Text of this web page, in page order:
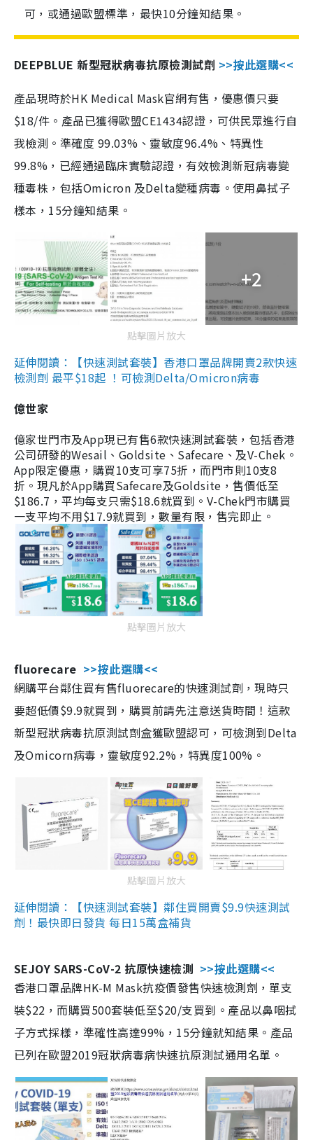
可，或通過歐盟標準，最快10分鐘知結果。
DEEPBLUE 新型冠狀病毒抗原檢測試劑 >>按此選購<<
產品現時於HK Medical Mask官網有售，優惠價只要
$18/件。產品已獲得歐盟CE1434認證，可供民眾進行自
我檢測。準確度 99.03%、靈敏度96.4%、特異性
99.8%，已經通過臨床實驗認證，有效檢測新冠病毒變
種毒株，包括Omicron 及Delta變種病毒。使用鼻拭子
樣本，15分鐘知結果。
+2
點擊圖片放大
延伸閱讀：【快速測試套裝】香港口罩品牌開賣2款快速
檢測劑 最平$18起 ！可檢測Delta/Omicron病毒
億世家
億家世門市及App現已有售6款快速測試套裝，包括香港
公司研發的Wesail、Goldsite、Safecare、及V-Chek。
App限定優惠，購買10支可享75折，而門市則10支8
折。現凡於App購買Safecare及Goldsite，售價低至
$186.7，平均每支只需$18.6就買到。V-Chek門市購買
一支平均不用$17.9就買到，數量有限，售完即止。
點擊圖片放大
fluorecare >>按此選購<<
網購平台鄰住買有售fluorecare的快速測試劑，現時只
要超低價$9.9就買到，購買前請先注意送貨時間！這款
新型冠狀病毒抗原測試劑盒獲歐盟認可，可檢測到Delta
及Omicorn病毒，靈敏度92.2%，特異度100%。
點擊圖片放大
延伸閱讀：【快速測試套裝】鄰住買開賣$9.9快速測試
劑！最快即日發貨 每日15萬盒補貨
SEJOY SARS-CoV-2 抗原快速檢測 >>按此選購<<
香港口罩品牌HK-M Mask抗疫價發售快速檢測劑，單支
裝$22，而購買500套裝低至$20/支買到。產品以鼻咽拭
子方式採樣，準確性高達99%，15分鐘就知結果。產品
已列在歐盟2019冠狀病毒病快速抗原測試通用名單。